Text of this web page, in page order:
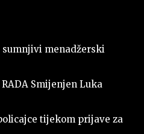
sumnjivi menadžerski
RADA Smijenjen Luka
tijekom prijave za